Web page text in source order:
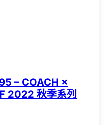
– COACH ×
2022 秋季系列